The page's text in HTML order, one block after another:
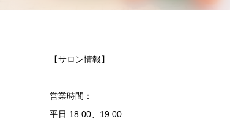
【サロン情報】
営業時間：
平日 18:00、19:00